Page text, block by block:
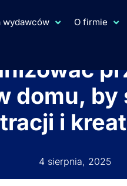
wydawców O firmie
domu, by
i
4 sierpnia, 2025